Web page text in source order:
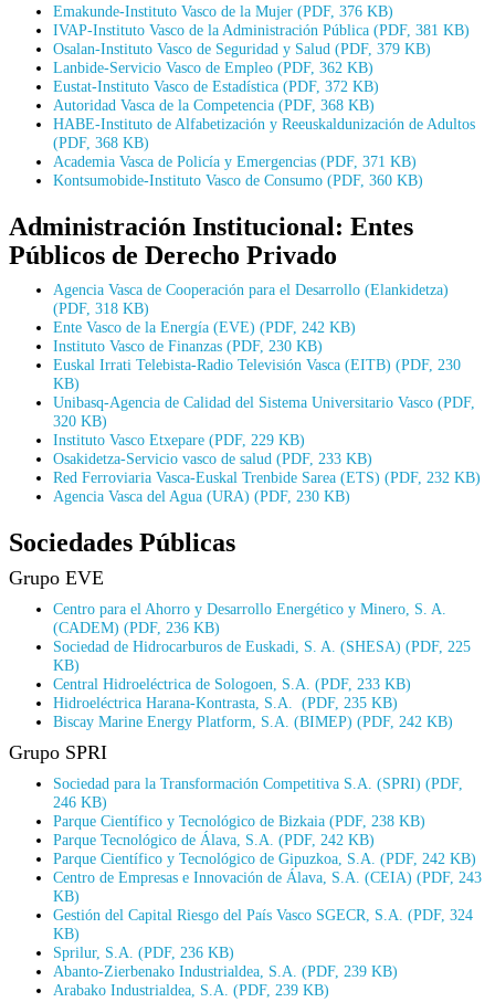
Emakunde-Instituto Vasco de la Mujer (PDF, 376 KB)
IVAP-Instituto Vasco de la Administración Pública (PDF, 381 KB)
Osalan-Instituto Vasco de Seguridad y Salud (PDF, 379 KB)
Lanbide-Servicio Vasco de Empleo (PDF, 362 KB)
Eustat-Instituto Vasco de Estadística (PDF, 372 KB)
Autoridad Vasca de la Competencia (PDF, 368 KB)
HABE-Instituto de Alfabetización y Reeuskaldunización de Adultos
(PDF, 368 KB)
Academia Vasca de Policía y Emergencias (PDF, 371 KB)
Kontsumobide-Instituto Vasco de Consumo (PDF, 360 KB)
Administración Institucional: Entes
Públicos de Derecho Privado
Agencia Vasca de Cooperación para el Desarrollo (Elankidetza)
(PDF, 318 KB)
Ente Vasco de la Energía (EVE) (PDF, 242 KB)
Instituto Vasco de Finanzas (PDF, 230 KB)
Euskal Irrati Telebista-Radio Televisión Vasca (EITB) (PDF, 230
KB)
Unibasq-Agencia de Calidad del Sistema Universitario Vasco (PDF,
320 KB)
Instituto Vasco Etxepare (PDF, 229 KB)
Osakidetza-Servicio vasco de salud (PDF, 233 KB)
Red Ferroviaria Vasca-Euskal Trenbide Sarea (ETS) (PDF, 232 KB)
Agencia Vasca del Agua (URA) (PDF, 230 KB)
Sociedades Públicas
Grupo EVE
Centro para el Ahorro y Desarrollo Energético y Minero, S. A.
(CADEM) (PDF, 236 KB)
Sociedad de Hidrocarburos de Euskadi, S. A. (SHESA) (PDF, 225
KB)
Central Hidroeléctrica de Sologoen, S.A. (PDF, 233 KB)
Hidroeléctrica Harana-Kontrasta, S.A. (PDF, 235 KB)
Biscay Marine Energy Platform, S.A. (BIMEP) (PDF, 242 KB)
Grupo SPRI
Sociedad para la Transformación Competitiva S.A. (SPRI) (PDF,
246 KB)
Parque Científico y Tecnológico de Bizkaia (PDF, 238 KB)
Parque Tecnológico de Álava, S.A. (PDF, 242 KB)
Parque Científico y Tecnológico de Gipuzkoa, S.A. (PDF, 242 KB)
Centro de Empresas e Innovación de Álava, S.A. (CEIA) (PDF, 243
KB)
Gestión del Capital Riesgo del País Vasco SGECR, S.A. (PDF, 324
KB)
Sprilur, S.A. (PDF, 236 KB)
Abanto-Zierbenako Industrialdea, S.A. (PDF, 239 KB)
Arabako Industrialdea, S.A. (PDF, 239 KB)